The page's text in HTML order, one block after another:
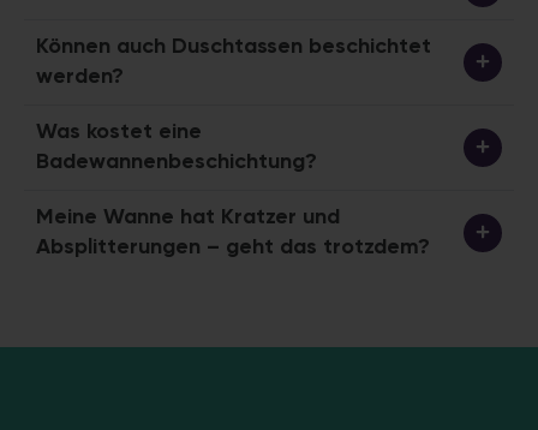
Können auch Duschtassen beschichtet
werden?
Was kostet eine
Badewannenbeschichtung?
Meine Wanne hat Kratzer und
Absplitterungen – geht das trotzdem?